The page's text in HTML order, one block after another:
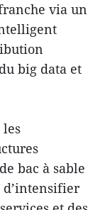
via un
big data et
bac à sable
d’intensifier